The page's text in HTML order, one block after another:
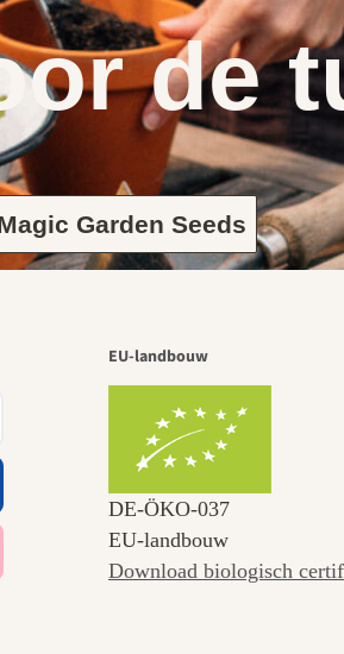
de
Garden Seeds
EU-landbouw
DE‑ÖKO‑037
EU-landbouw
Download biologisch